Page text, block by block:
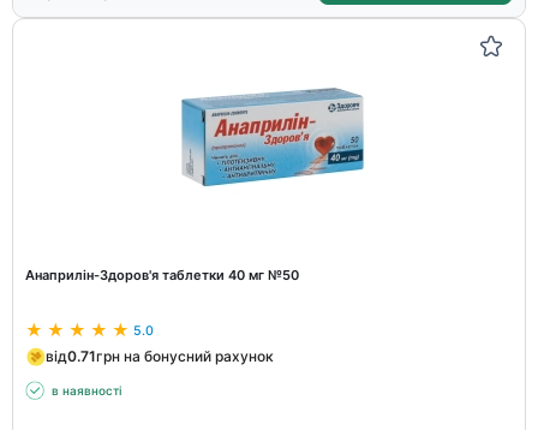
Анаприлін-Здоров'я таблетки 40 мг №50
5.0
від0.71грн на бонусний рахунок
в наявності